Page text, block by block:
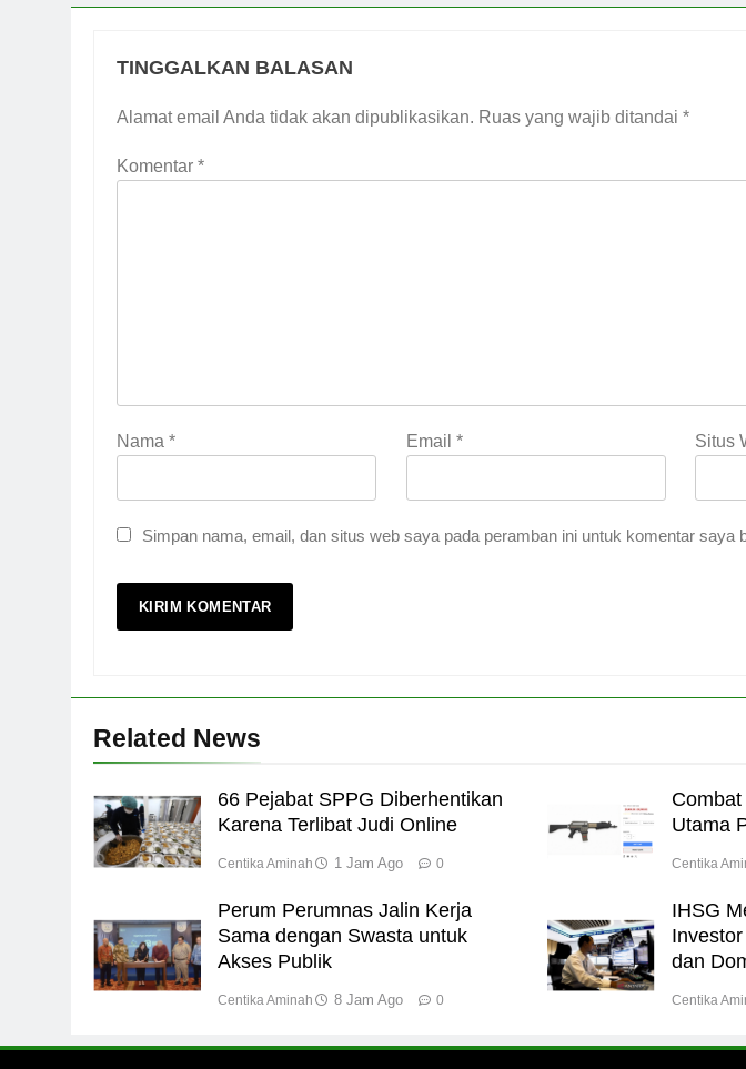
TINGGALKAN BALASAN
Alamat email Anda tidak akan dipublikasikan. Ruas yang wajib ditandai *
Komentar *
Nama * Email * Situs
Simpan nama, email, dan situs web saya pada peramban ini untuk komentar saya
Related News
66 Pejabat SPPG Diberhentikan
Karena Terlibat Judi Online
Centika Aminah 1 Jam Ago 0
Utama
Centika
Perum Perumnas Jalin Kerja
Sama dengan Swasta untuk
Akses Publik
Centika Aminah 8 Jam Ago 0
IHSG
dan
Centika